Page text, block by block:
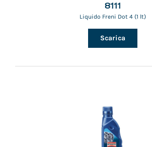
8111
Liquido Freni Dot 4 (1 lt)
Scarica